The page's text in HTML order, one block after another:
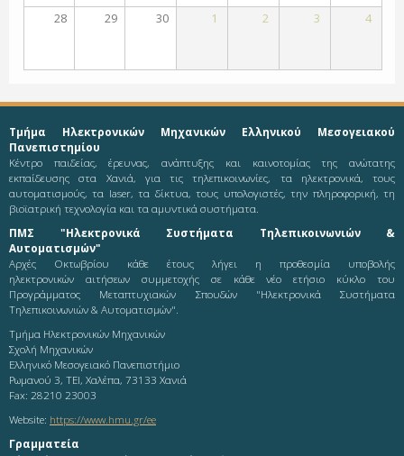
28 29 30 1 2 3 4
Τμήμα Ηλεκτρονικών Μηχανικών Ελληνικού Μεσογειακού
Πανεπιστημίου
Κέντρο παιδείας, έρευνας, ανάπτυξης και καινοτομίας της ανώτατης
εκπαίδευσης στα Χανιά, για τις τηλεπικοινωνίες, τα ηλεκτρονικά, τους
αυτοματισμούς, τα laser, τα δίκτυα, τους υπολογιστές, την πληροφορική, τη
βιοϊατρική τεχνολογία και τα αμυντικά συστήματα.
ΠΜΣ "Ηλεκτρονικά Συστήματα Τηλεπικοινωνιών &
Αυτοματισμών"
Αρχές Οκτωβρίου κάθε έτους λήγει η προθεσμία υποβολής
ηλεκτρονικών αιτήσεων συμμετοχής σε κάθε νέο ετήσιο κύκλο του
Προγράμματος Μεταπτυχιακών Σπουδών "Ηλεκτρονικά Συστήματα
Τηλεπικοινωνιών & Αυτοματισμών".
Τμήμα Ηλεκτρονικών Μηχανικών
Σχολή Μηχανικών
Ελληνικό Μεσογειακό Πανεπιστήμιο
Ρωμανού 3, ΤΕΙ, Χαλέπα, 73133 Χανιά
Fax: 28210 23003
Website: https://www.hmu.gr/ee
Γραμματεία